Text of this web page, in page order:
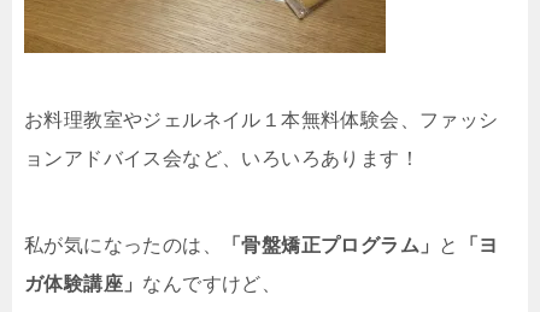
お料理教室やジェルネイル１本無料体験会、ファッシ
ョンアドバイス会など、いろいろあります！
私が気になったのは、 「骨盤矯正プログラム」 と
「ヨ
ガ体験講座」 なんですけど、